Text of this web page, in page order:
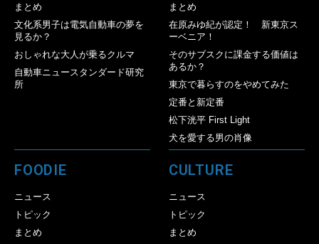
まとめ
文化系男子は電気自動車の夢を
見るか？
おしゃれな大人が乗るクルマ
自動車ニュースタンダード研究
所
まとめ
在原みゆ紀が認定！ 新東京ス
ーベニア！
そのサブスクに課金する価値は
あるか？
東京で暮らすのをやめてみた
定番と新定番
松下洸平 First Light
犬を愛する男の肖像
FOODIE
ニュース
トピック
まとめ
CULTURE
ニュース
トピック
まとめ